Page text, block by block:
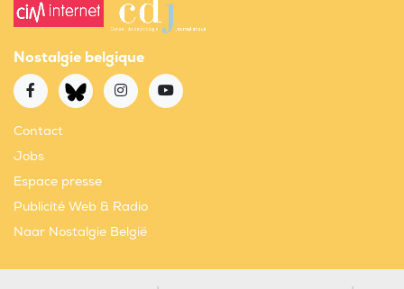
Nostalgie belgique
Contact
Jobs
Espace presse
Publicité Web & Radio
Naar Nostalgie België